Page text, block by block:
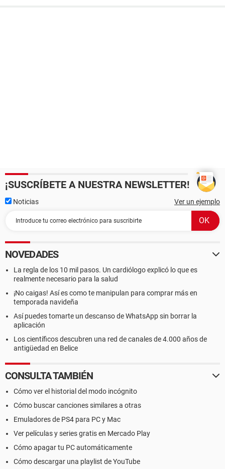
¡SUSCRÍBETE A NUESTRA NEWSLETTER!
Noticias Ver un ejemplo
NOVEDADES
La regla de los 10 mil pasos. Un cardiólogo explicó lo que es
realmente necesario para la salud
¡No caigas! Así es como te manipulan para comprar más en
temporada navideña
Así puedes tomarte un descanso de WhatsApp sin borrar la
aplicación
Los científicos descubren una red de canales de 4.000 años de
antigüedad en Belice
CONSULTA TAMBIÉN
Cómo ver el historial del modo incógnito
Cómo buscar canciones similares a otras
Emuladores de PS4 para PC y Mac
Ver películas y series gratis en Mercado Play
Cómo apagar tu PC automáticamente
Cómo descargar una playlist de YouTube